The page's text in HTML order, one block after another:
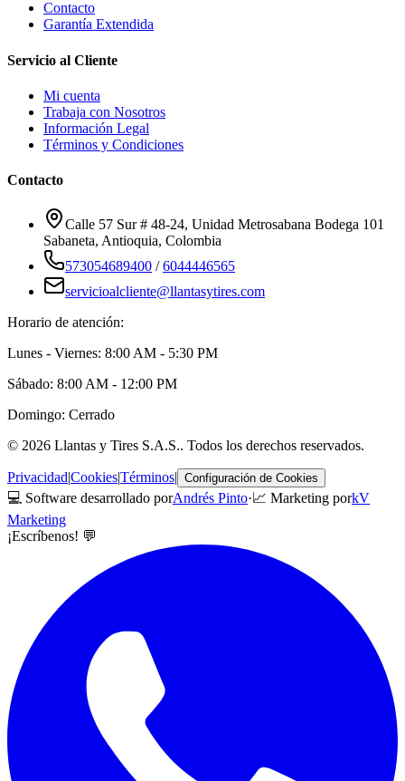
Contacto
Garantía Extendida
Servicio al Cliente
Mi cuenta
Trabaja con Nosotros
Información Legal
Términos y Condiciones
Contacto
Calle 57 Sur # 48-24, Unidad Metrosabana Bodega 101
Sabaneta, Antioquia, Colombia
573054689400 /6044446565
servicioalcliente@llantasytires.com
Horario de atención:
Lunes - Viernes: 8:00 AM - 5:30 PM
Sábado: 8:00 AM - 12:00 PM
Domingo: Cerrado
© 2026 Llantas y Tires S.A.S.. Todos los derechos reservados.
Privacidad|Cookies|Términos| Configuración de Cookies
💻 Software desarrollado porAndrés Pinto·📈 Marketing porkV
Marketing
¡Escríbenos! 💬